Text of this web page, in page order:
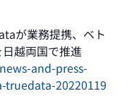
が業務提携、ベト
越両国で推進
and-press-
truedata-20220119